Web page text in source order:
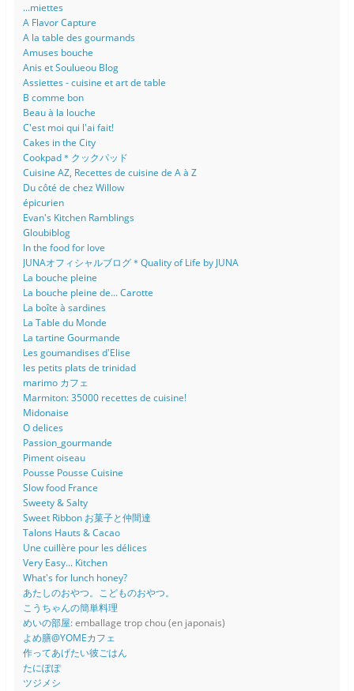
...miettes
A Flavor Capture
A la table des gourmands
Amuses bouche
Anis et Soulueou Blog
Assiettes - cuisine et art de table
B comme bon
Beau à la louche
C'est moi qui l'ai fait!
Cakes in the City
Cookpad＊クックパッド
Cuisine AZ, Recettes de cuisine de A à Z
Du côté de chez Willow
épicurien
Evan's Kitchen Ramblings
Gloubiblog
In the food for love
JUNAオフィシャルブログ＊Quality of Life by JUNA
La bouche pleine
La bouche pleine de... Carotte
La boîte à sardines
La Table du Monde
La tartine Gourmande
Les goumandises d'Elise
les petits plats de trinidad
marimo カフェ
Marmiton: 35000 recettes de cuisine!
Midonaise
O delices
Passion_gourmande
Piment oiseau
Pousse Pousse Cuisine
Slow food France
Sweety & Salty
Sweet Ribbon お菓子と仲間達
Talons Hauts & Cacao
Une cuillère pour les délices
Very Easy... Kitchen
What's for lunch honey?
あたしのおやつ。こどものおやつ。
こうちゃんの簡単料理
めいの部屋: emballage trop chou (en japonais)
よめ膳@YOMEカフェ
作ってあげたい彼ごはん
たにぽぽ
ツジメシ